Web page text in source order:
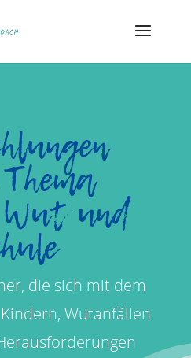
und
die sich mit dem
Wutanfällen